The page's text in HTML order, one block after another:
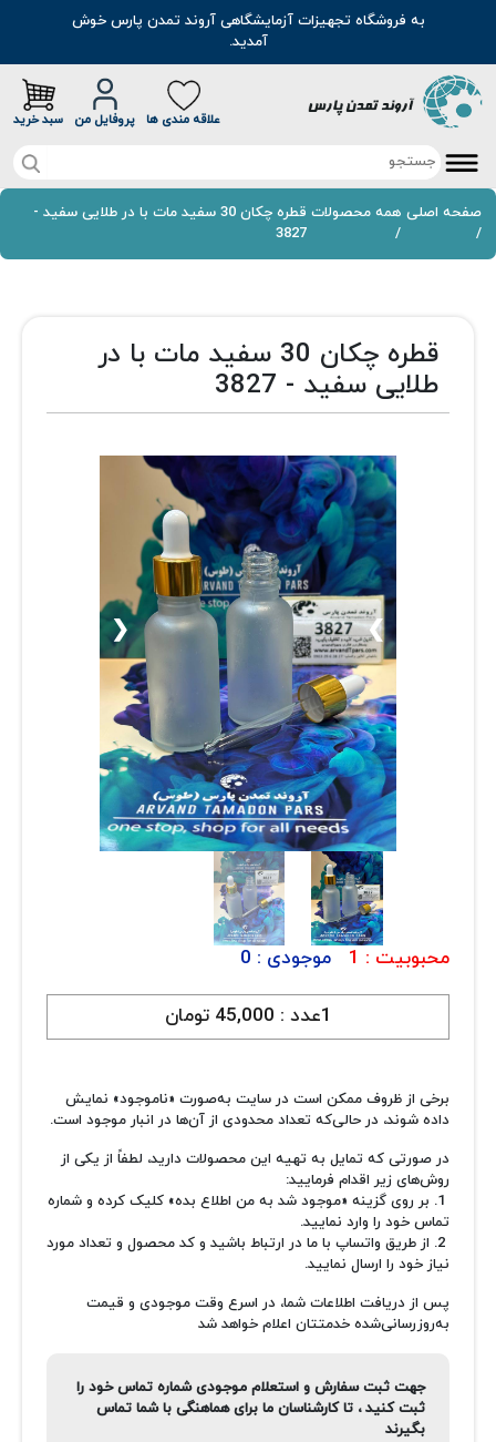
به فروشگاه تجهیزات آزمایشگاهی آروند تمدن پارس خوش
آمدید.
علاقه مندی ها پروفایل من سبد خرید
صفحه اصلی
تخفیف خرید آنلاین
موادشیمیایی
رنگ
اسانس
روغن و عصاره
ظروف
ماسک و ضدعفونی کننده
شیشه آلات آزمایشگاهی و تجهیزات
تجهیزات آزمایشگاهی پلاستیکی
دستگاه های دیجیتال
محصولات آرایشی و بهداشتی
قهوه
همه محصولات
مطالب
سوالات متداول
درباره ما
ارتباط با ما
صفحه اصلی
/
همه محصولات
/
قطره چکان 30 سفید مات با در طلایی سفید -
3827
قطره چکان 30 سفید مات با در
طلایی سفید - 3827
❮ ❯
محبوبیت : 1 موجودی : 0
1عدد : 45,000 تومان
برخی از ظروف ممکن است در سایت به‌صورت «ناموجود» نمایش
داده شوند، در حالی‌که تعداد محدودی از آن‌ها در انبار موجود است.
در صورتی که تمایل به تهیه این محصولات دارید، لطفاً از یکی از
روش‌های زیر اقدام فرمایید:
1. بر روی گزینه «موجود شد به من اطلاع بده» کلیک کرده و شماره
تماس خود را وارد نمایید.
2. از طریق واتساپ با ما در ارتباط باشید و کد محصول و تعداد مورد
نیاز خود را ارسال نمایید.
پس از دریافت اطلاعات شما، در اسرع وقت موجودی و قیمت
به‌روزرسانی‌شده خدمتتان اعلام خواهد شد
جهت ثبت سفارش و استعلام موجودی شماره تماس خود را
ثبت کنید ، تا کارشناسان ما برای هماهنگی با شما تماس
بگیرند